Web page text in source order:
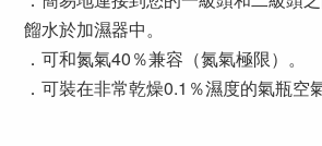
餾水於加濕器中。
．可和氮氣40％兼容（氮氣極限）。
．可裝在非常乾燥0.1％濕度的氣瓶空氣